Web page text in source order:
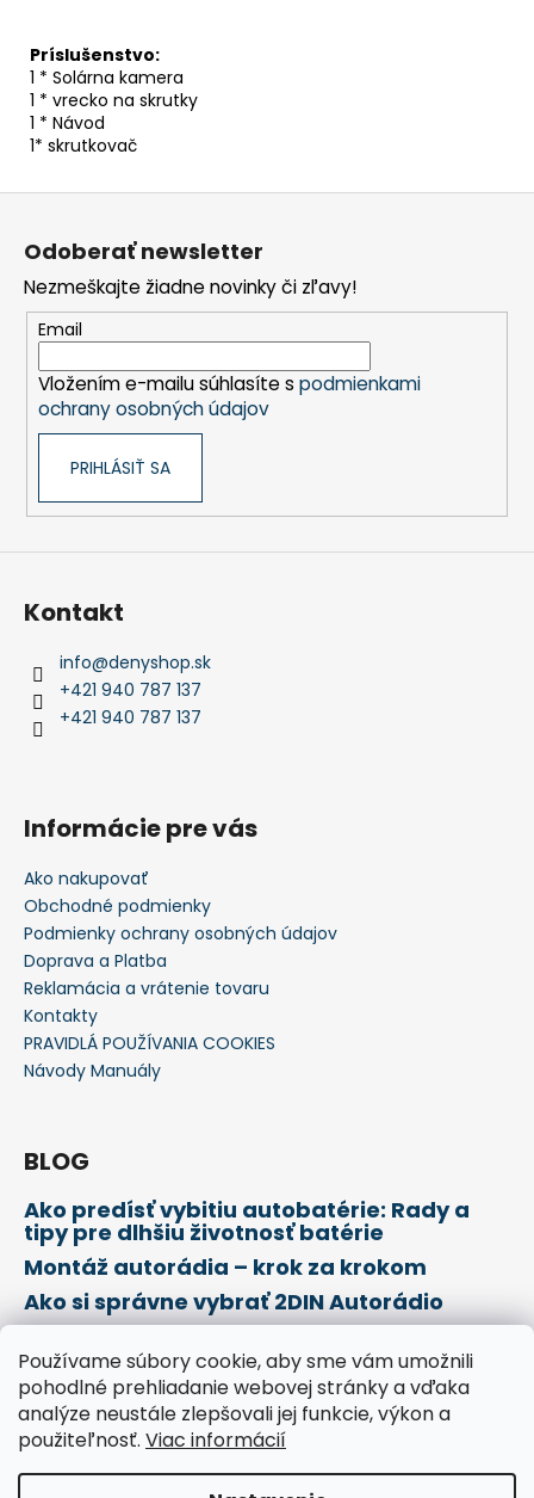
Používame súbory cookie, aby sme vám umožnili
pohodlné prehliadanie webovej stránky a vďaka
analýze neustále zlepšovali jej funkcie, výkon a
použiteľnosť. Viac informácií
Príslušenstvo:
1 * Solárna kamera
1 * vrecko na skrutky
1 * Návod
1* skrutkovač
Odoberať newsletter
Nezmeškajte žiadne novinky či zľavy!
Email
Vložením e-mailu súhlasíte s podmienkami
ochrany osobných údajov
PRIHLÁSIŤ SA
Kontakt
info@denyshop.sk
+421 940 787 137
+421 940 787 137
Informácie pre vás
Ako nakupovať
Obchodné podmienky
Podmienky ochrany osobných údajov
Doprava a Platba
Reklamácia a vrátenie tovaru
Kontakty
PRAVIDLÁ POUŽÍVANIA COOKIES
Návody Manuály
BLOG
Ako predísť vybitiu autobatérie: Rady a
tipy pre dlhšiu životnosť batérie
Montáž autorádia – krok za krokom
Ako si správne vybrať 2DIN Autorádio
Prijímame online platby